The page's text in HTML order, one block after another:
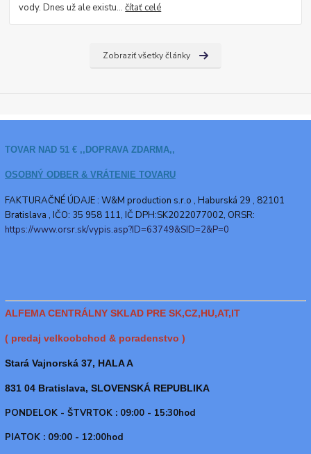
vody. Dnes už ale existu...čítať celé
Zobraziť všetky články
TOVAR NAD 51 € ,,DOPRAVA ZDARMA,,
OSOBNÝ ODBER & VRÁTENIE TOVARU
FAKTURAČNÉ ÚDAJE : W&M production s.r.o , Haburská 29 , 82101
Bratislava , IČO: 35 958 111, IČ DPH:SK2022077002, ORSR:
https://www.orsr.sk/vypis.asp?ID=63749&SID=2&P=0
ALFEMA CENTRÁLNY SKLAD PRE SK,CZ,HU,AT,IT
( predaj velkoobchod & poradenstvo )
Stará Vajnorská 37, HALA A
831 04 Bratislava, SLOVENSKÁ REPUBLIKA
PONDELOK - ŠTVRTOK : 09:00 - 15:30hod
PIATOK : 09:00 - 12:00hod